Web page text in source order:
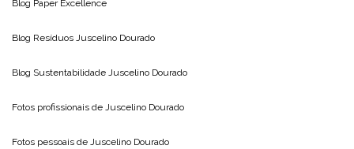
Blog Paper Excellence
Blog Resíduos Juscelino Dourado
Blog Sustentabilidade Juscelino Dourado
Fotos profissionais de Juscelino Dourado
Fotos pessoais de Juscelino Dourado